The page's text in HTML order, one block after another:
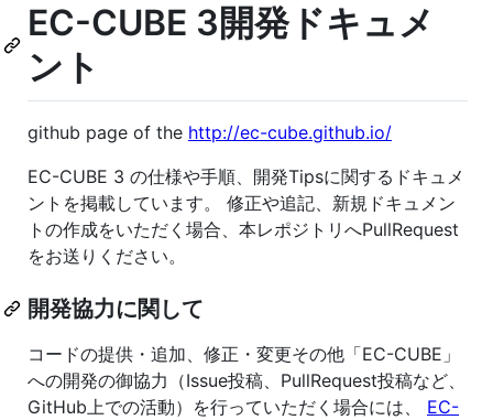
EC-CUBE 3開発ドキュメ
ント
github page of the http://ec-cube.github.io/
EC-CUBE 3 の仕様や手順、開発Tipsに関するドキュメ
ントを掲載しています。 修正や追記、新規ドキュメン
トの作成をいただく場合、本レポジトリへPullRequest
をお送りください。
開発協力に関して
コードの提供・追加、修正・変更その他「EC-CUBE」
への開発の御協力（Issue投稿、PullRequest投稿など、
GitHub上での活動）を行っていただく場合には、 EC-